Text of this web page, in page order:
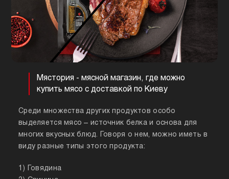
Мястория - мясной магазин, где можно
купить мясо с доставкой по Киеву
Среди множества других продуктов особо
выделяется мясо – источник белка и основа для
многих вкусных блюд. Говоря о нем, можно иметь в
виду разные типы этого продукта:
1) Говядина